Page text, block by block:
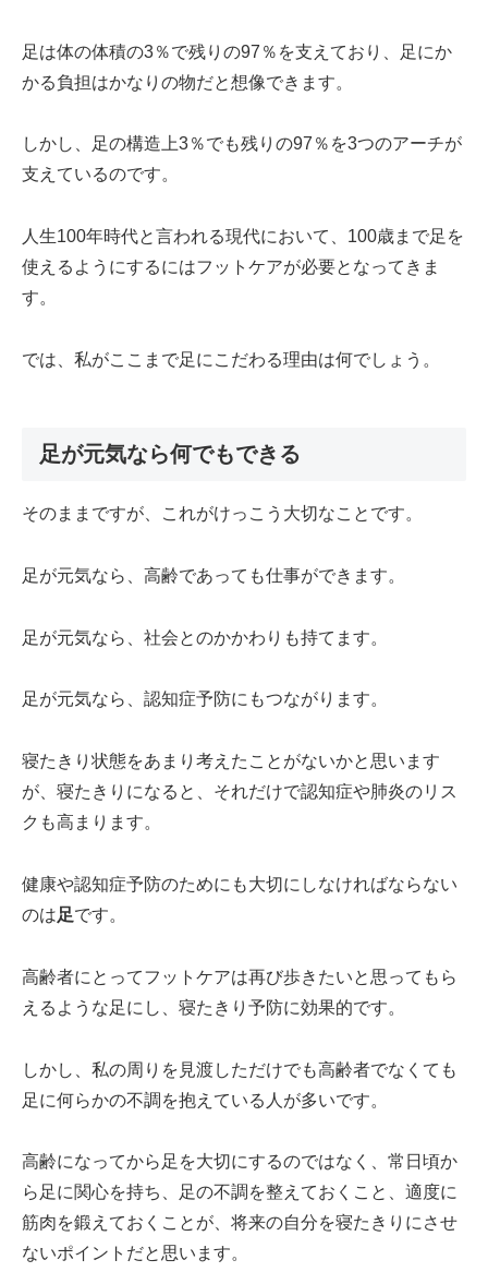
足は体の体積の3％で残りの97％を支えており、足にか
かる負担はかなりの物だと想像できます。
しかし、足の構造上3％でも残りの97％を3つのアーチが
支えているのです。
人生100年時代と言われる現代において、100歳まで足を
使えるようにするにはフットケアが必要となってきま
す。
では、私がここまで足にこだわる理由は何でしょう。
足が元気なら何でもできる
そのままですが、これがけっこう大切なことです。
足が元気なら、高齢であっても仕事ができます。
足が元気なら、社会とのかかわりも持てます。
足が元気なら、認知症予防にもつながります。
寝たきり状態をあまり考えたことがないかと思います
が、寝たきりになると、それだけで認知症や肺炎のリス
クも高まります。
健康や認知症予防のためにも大切にしなければならない
のは足です。
高齢者にとってフットケアは再び歩きたいと思ってもら
えるような足にし、寝たきり予防に効果的です。
しかし、私の周りを見渡しただけでも高齢者でなくても
足に何らかの不調を抱えている人が多いです。
高齢になってから足を大切にするのではなく、常日頃か
ら足に関心を持ち、足の不調を整えておくこと、適度に
筋肉を鍛えておくことが、将来の自分を寝たきりにさせ
ないポイントだと思います。